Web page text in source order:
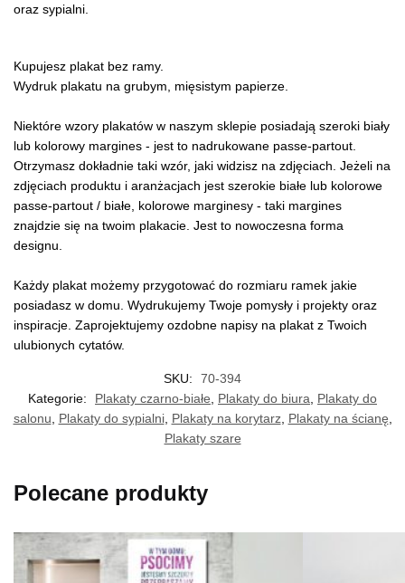
oraz sypialni.
Kupujesz plakat bez ramy.
Wydruk plakatu na grubym, mięsistym papierze.
Niektóre wzory plakatów w naszym sklepie posiadają szeroki biały
lub kolorowy margines - jest to nadrukowane passe-partout.
Otrzymasz dokładnie taki wzór, jaki widzisz na zdjęciach. Jeżeli na
zdjęciach produktu i aranżacjach jest szerokie białe lub kolorowe
passe-partout / białe, kolorowe marginesy - taki margines
znajdzie się na twoim plakacie. Jest to nowoczesna forma
designu.
Każdy plakat możemy przygotować do rozmiaru ramek jakie
posiadasz w domu. Wydrukujemy Twoje pomysły i projekty oraz
inspiracje. Zaprojektujemy ozdobne napisy na plakat z Twoich
ulubionych cytatów.
SKU:
70-394
Kategorie:
Plakaty czarno-białe, Plakaty do biura, Plakaty do
salonu, Plakaty do sypialni, Plakaty na korytarz, Plakaty na ścianę,
Plakaty szare
Polecane produkty